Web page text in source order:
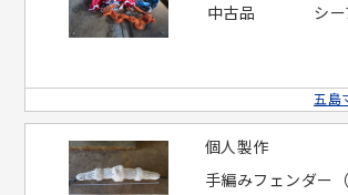
中古品
シ
五島
個人製作
手編みフェンダー